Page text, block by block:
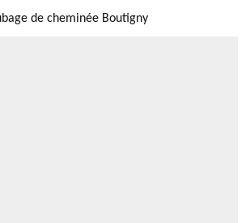
de cheminée Boutigny